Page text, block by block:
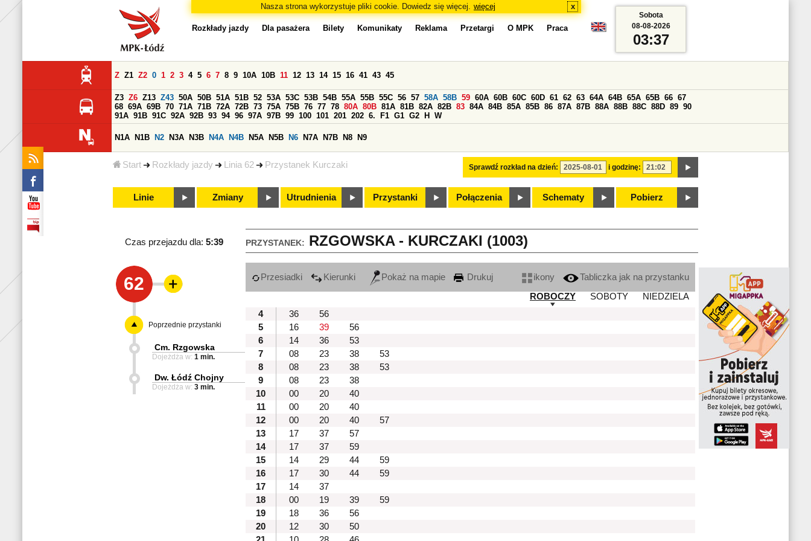
Nasza strona wykorzystuje pliki cookie. Dowiedz się więcej. więcej x
Start Rozkłady jazdy Linia 62 Przystanek Kurczaki
Rozkłady jazdy Dla pasażera Bilety Komunikaty Reklama Przetargi O MPK Praca
Sprawdź rozkład na dzień: i godzinę:
Z Z1 Z2 0 1 2 3 4 5 6 7 8 9 10A 10B 11 12 13 14 15 16 41 43 45
Z3 Z6 Z13 Z43 50A 50B 51A 51B 52 53A 53C 53B 54B 55A 55B 55C 56 57 58A 58B 59 60A 60B 60C 60D 61 62 63 64A 64B 65A 65B 66 67
68 69A 69B 70 71A 71B 72A 72B 73 75A 75B 76 77 78 80A 80B 81A 81B 82A 82B 83 84A 84B 85A 85B 86 87A 87B 88A 88B 88C 88D 89 90
91A 91B 91C 92A 92B 93 94 96 97A 97B 99 100 101 201 202 6. F1 G1 G2 H W
N1A N1B N2 N3A N3B N4A N4B N5A N5B N6 N7A N7B N8 N9
Linie Zmiany Utrudnienia Przystanki Połączenia Schematy Pobierz
Sobota
08-08-2026
03:37
PRZYSTANEK: RZGOWSKA - KURCZAKI (1003)
Czas przejazdu dla: 5:39
62 Przesiadki Kierunki Pokaż na mapie Drukuj ikony
Tabliczka jak na przystanku
ROBOCZY
SOBOTY
NIEDZIELA
4
36
56
5
16 39
56
6
14 36
53
7
08 23 38
53
8
08 23 38
53
9
08 23
38
10
00 20
40
11
00 20
40
12
00 20 40
57
13
17 37
57
14
17 37
59
15
14 29 44
59
16
17 30 44
59
17
14
37
18
00 19 39
59
19
18 36
56
20
12 30
50
Poprzednie przystanki
Cm. Rzgowska
Dojeżdża w: 1 min.
Dw. Łódź Chojny
Dojeżdża w: 3 min.